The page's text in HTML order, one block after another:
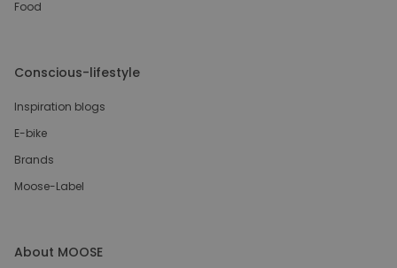
Food
Conscious-lifestyle
Inspiration blogs
E-bike
Brands
Moose-Label
About MOOSE